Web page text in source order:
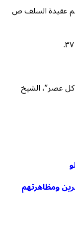
عقيدة السلف ص
عصر”، الشيخ
ومظاهرتهم